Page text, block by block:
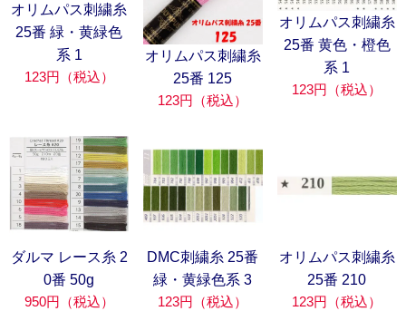
オリムパス刺繍糸
25番 緑・黄緑色
系 1
123円（税込）
オリムパス刺繍糸
25番 125
123円（税込）
オリムパス刺繍糸
25番 黄色・橙色
系 1
123円（税込）
ダルマ レース糸 2
0番 50g
950円（税込）
DMC刺繍糸 25番
緑・黄緑色系 3
123円（税込）
オリムパス刺繍糸
25番 210
123円（税込）